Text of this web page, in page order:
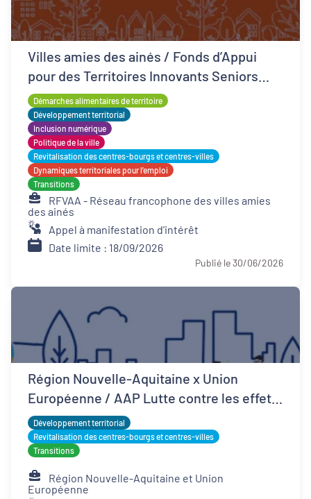
Villes amies des ainés / Fonds d’Appui
pour des Territoires Innovants Seniors
(FATIS)
Démarches alimentaires de territoire
Développement territorial
Inclusion numérique
Politique de la ville
Revitalisation des centres-bourgs et centres-villes
Dynamiques territoriales pour l’emploi
Transitions
RFVAA - Réseau francophone des villes amies
des ainés
Appel à manifestation d'intérêt
Date limite : 18/09/2026
Publié le 30/06/2026
Région Nouvelle-Aquitaine x Union
Européenne / AAP Lutte contre les effets
d'îlots de chaleur urbains
Développement territorial
Revitalisation des centres-bourgs et centres-villes
Transitions
Région Nouvelle-Aquitaine et Union
Européenne